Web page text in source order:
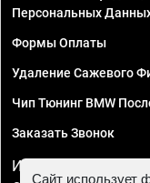
Персональных
Формы Оплаты
Удаление Сажевого
Чип Тюнинг BMW
Заказать Звонок
ИП Смирнов
Сайт использует